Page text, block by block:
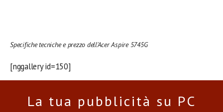
Specifiche tecniche e prezzo dell'Acer Aspire 5745G
[nggallery id=150]
La tua pubblicità su PC